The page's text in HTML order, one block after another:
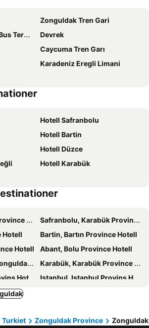
Zonguldak Tren Gari
Devrek
Caycuma Tren Garı
Karadeniz Eregli Limani
Hotell Safranbolu
Hotell Bartin
Hotell Düzce
Hotell Karabük
Hotell
Safranbolu, Karabük Province Hotell
Hotell
Bartin, Bartın Province Hotell
Hotell
Abant, Bolu Province Hotell
Hotell
Karabük, Karabük Province Hotell
Hotell
Istanbul, Istanbul Provins Hotell
Hotell
Hotell
Manavgat, Antalya Provins Hotell
Turkiet Zonguldak Province Zonguldak